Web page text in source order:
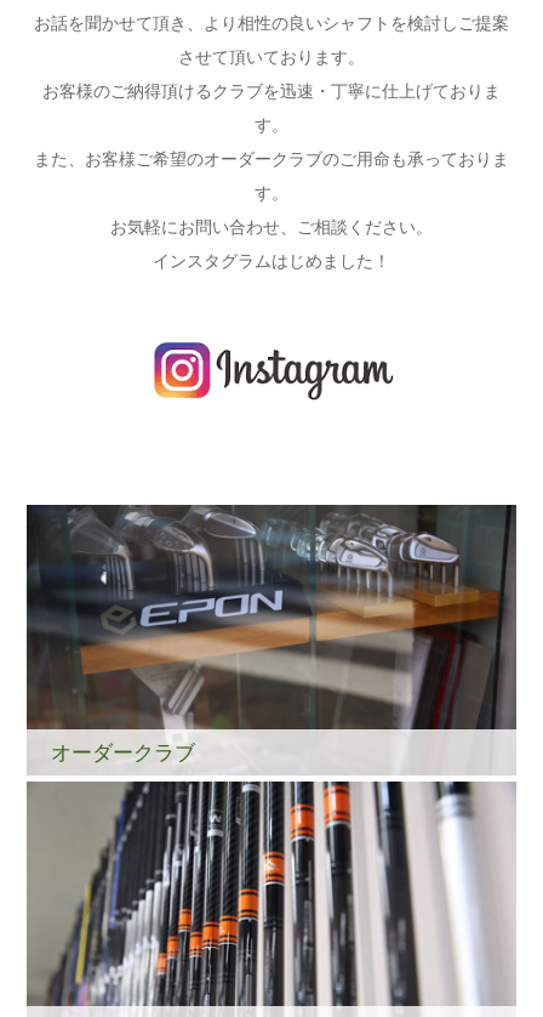
お話を聞かせて頂き、より相性の良いシャフトを検討しご提案
させて頂いております。
お客様のご納得頂けるクラブを迅速・丁寧に仕上げておりま
す。
また、お客様ご希望のオーダークラブのご用命も承っておりま
す。
お気軽にお問い合わせ、ご相談ください。
インスタグラムはじめました！
オーダークラブ